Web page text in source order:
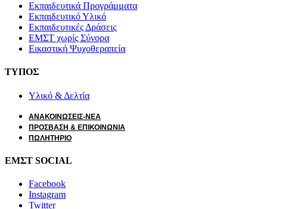
Εκπαιδευτικά Προγράμματα
Εκπαιδευτικό Υλικό
Εκπαιδευτικές Δράσεις
ΕΜΣΤ χωρίς Σύνορα
Εικαστική Ψυχοθεραπεία
ΤΥΠΟΣ
Υλικό & Δελτία
ΑΝΑΚΟΙΝΩΣΕΙΣ-ΝΕΑ
ΠΡΟΣΒΑΣΗ & ΕΠΙΚΟΙΝΩΝΙΑ
ΠΩΛΗΤΗΡΙΟ
ΕΜΣΤ SOCIAL
Facebook
Instagram
Twitter